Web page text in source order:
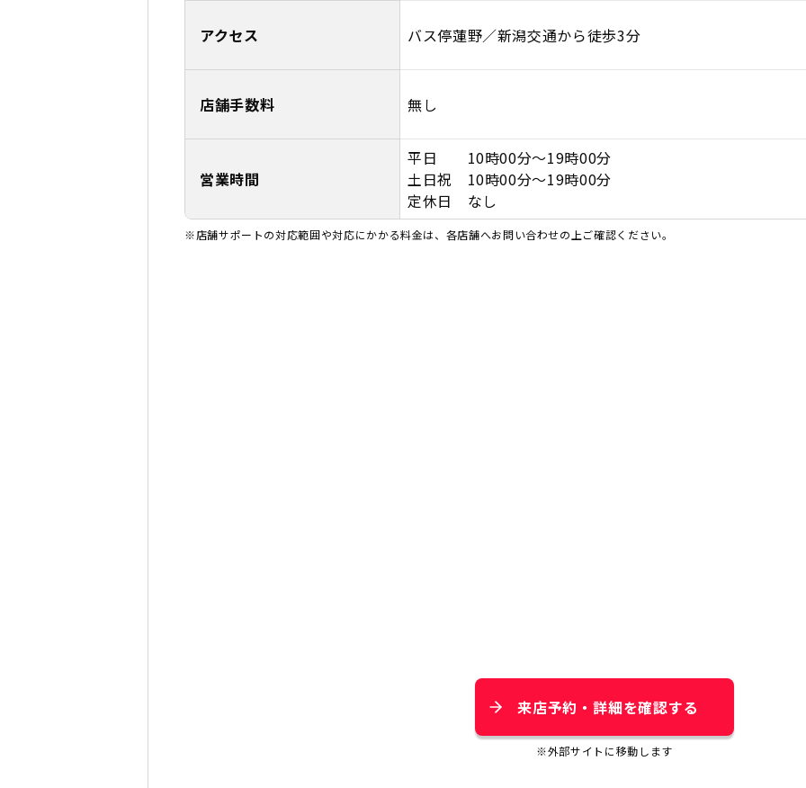
アクセス バス停蓮野／新潟交通から徒歩3分
店舗手数料 無し
営業時間
平日 10時00分～19時00分
土日祝 10時00分～19時00分
定休日 なし
※店舗サポートの対応範囲や対応にかかる料金は、各店舗へお問い合わせの上ご確認ください。
来店予約・詳細を確認する
※外部サイトに移動します